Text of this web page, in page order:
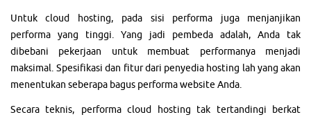
Untuk cloud hosting, pada sisi performa juga menjanjikan
performa yang tinggi. Yang jadi pembeda adalah, Anda tak
dibebani pekerjaan untuk membuat performanya menjadi
maksimal. Spesifikasi dan fitur dari penyedia hosting lah yang akan
menentukan seberapa bagus performa website Anda.
Secara teknis, performa cloud hosting tak tertandingi berkat